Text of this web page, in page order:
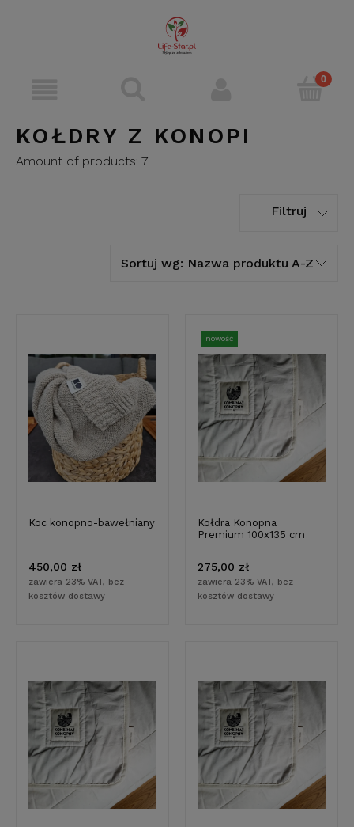
KOŁDRY Z KONOPI
Amount of products: 7
Sortuj wg: Nazwa produktu A-Z
Filtruj
Koc konopno-bawełniany
450,00 zł
zawiera 23% VAT, bez
kosztów dostawy
Kołdra Konopna
Premium 100x135 cm
275,00 zł
zawiera 23% VAT, bez
kosztów dostawy
nowość